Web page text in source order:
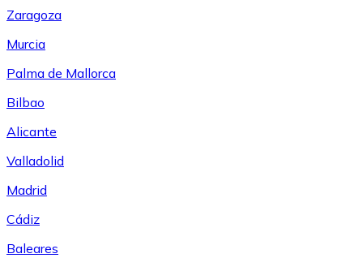
Zaragoza
Murcia
Palma de Mallorca
Bilbao
Alicante
Valladolid
Madrid
Cádiz
Baleares